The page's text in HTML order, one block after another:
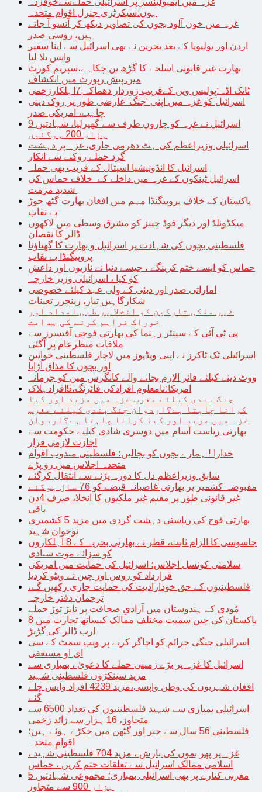
ہوں:سیکرٹری جنرل اقوام متحدہ
غزہ میں خون آلود بچوں کی تصاویر دیکھ کر آنسو آ جاتے
ہیں، روسی صدر
اردن اور بولیویا کے بعد بحرین نے بھی اسرائیل سے اپنا سفیر
واپس بلا لیا
بھارت غیر قانونی اسلحے کا گڑھ بن چکاہے،سپریم کورٹ
میں پیش رپورٹ میں انکشاف
ٹانک اڈہ:پولیس وین کےقریب زوردار دھماکہ,7اہلکارزخمی
اسرائیل کو غزہ میں اپنی ‘جنگ’ عارضی طور پر روک دینی
چاہیے، امریکی صدر
اسرائیل نے غزہ کو چاروں طرف سے گھیرلیا، شہادتیں 9
ہزار 200 ہوگئیں
اسرائیلی وزیراعظم کی ہٹ دھرمی جاری، غزہ پر دہشت
گرد حملے روکنے سے انکار
اسرائیل کا انڈونیشیا اسپتال کے قریب بھی حملہ
اسرائیل ٹینکوں کے غزہ میں داخلے کے خلاف حماس کی
پاکستان کے خلاف پروپیگنڈا مہم میں افغان بھارت گٹھ جوڑ
بے نقاب
میکڈونلڈ اور دیگر فوڈ چینز کو مشرق وسطی میں لاکھوں
ڈالر کا نقصان
فلسطینی بچوں کی شہادت پر اسرائیل و بھارت کا گھناؤنا
پروپیگنڈا بے نقاب
حماس کو ایسے ختم کرینگے ، جیسے دنیا نے نازیوں اور داعش
کو کیا ، اسرائیلی وزیر خارجہ
اماراتی صدر اور دبئی کے ولی عہد کیلئے خصوصی
شکارگاہیں تیار، رینجرز تعینات
غیر ملکی تارکین کو انخلا پر طبی امداد اور
خوراک فراہم کرنے کی ہدایت
پی ٹی آئی کے سینئر رہنما کی بھارتی فوجی آفیسرز سے
ملاقات منظرعام پر آگئی
اسرائیلی ٹک ٹاکرز نے اپنی ویڈیوز میں لاچار فلسطینی خواتین
اور بچوں کا مذاق اُڑایا
ووٹ دینے کیلئے فائر الارم بجانے والے کانگرس مین کو جرمانہ
امریکا:نامعلوم افرادکی فائرنگ،5افرادہلاک
جنگ بندی کیلئے مغرب غزہ میں مزید اور کیا
کرانا چاہتا ہے؟اردوان جنگ بندی کیلئے مغرب
غزہ میں مزید اور کیا کرانا چاہتا ہے؟اردوان
بھارتی ریاست آسام میں دوسری شادی کیلیے حکومت سے
اجازت لازمی قرار
خدارا ! ہمارے بچوں کو بچالیں؛ فلسطینی مندوب اقوام
متحدہ اجلاس میں رو پڑے
سابق وزیراعظم دل کا دورہ پڑنے سے انتقال کرگئے
مقبوضہ کشمیر پر بھارتی غاصبانہ قبضے کو 76 سال ہوگئے
غیر قانونی طور پر مقیم غیر ملکیوں کا انخلا، صرف 4دن
باقی
بھارتی فوج کی ریاستی دہشت گردی میں مزید 5 کشمیری
نوجوان شہید
جاسوسی کا الزام ثابت، قطر نے بھارتی بحریہ کے 8 اہلکاروں
کو سزائے موت سنادی
سلامتی کونسل اجلاس؛ اسرائیل کی حمایت میں امریکی
قرارداد کو روس اور چین نے ویٹو کردیا
فلسطینیوں کے حق خودارادیت کی حمایت جاری رکھیں گے،
ترجمان دفتر خارجہ
مُودی کے ہندوستان میں آزادیِ صحافت پر تابڑ توڑ حملے
پاکستان کی چین سمیت مختلف ممالک کیساتھ تجارت میں 8
ارب ڈالر کی گڑبڑ
اسرائیلی جنگی جرائم کو اجاگر کرنے پر ویب سمٹ کے سی
ای او مستعفی
اسرائیل کا غزہ پر بڑے زمینی حملے کا دعویٰ ، بمباری سے
مزید سینکڑوں فلسطینی شہید
افغان شہریوں کی وطن واپسی،مزید 4239 افراد واپس چلے
گئے
اسرائیلی بمباری سے شہید فلسطینیوں کی تعداد 6500 سے
متجاوز، 16 ہزار سے زائد زخمی
فلسطینی 56 سال سے جبر اور گٹھن میں جکڑے ہوئے ہیں؛
اقوامِ متحدہ
غزہ پر پھر بموں کی بارش ، مزید 704 فلسطینی شہید ،
اسلامی ممالک اسرائیل سے تعلقات ختم کریں ، حماس
مغربی کنارے پر بھی اسرائیلی بمباری؛ مجموعی شہادتیں 5
ہزار 900 سے متجاوز